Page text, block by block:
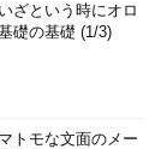
ざという時にオロ
礎の基礎 (1/3)
トモな文面のメー